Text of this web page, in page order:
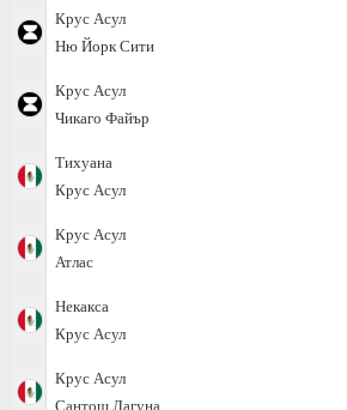
Крус Асул
Ню Йорк Сити
Крус Асул
Чикаго Файър
Тихуана
Крус Асул
Крус Асул
Атлас
Некакса
Крус Асул
Крус Асул
Сантош Лагуна